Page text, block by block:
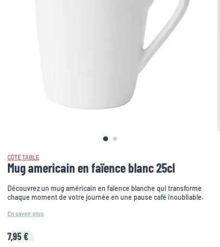
CÔTÉ TABLE
Mug americain en faïence blanc 25cl
Découvrez un mug américain en faïence blanche qui transforme
chaque moment de votre journée en une pause café inoubliable.
En savoir plus
7,95 €